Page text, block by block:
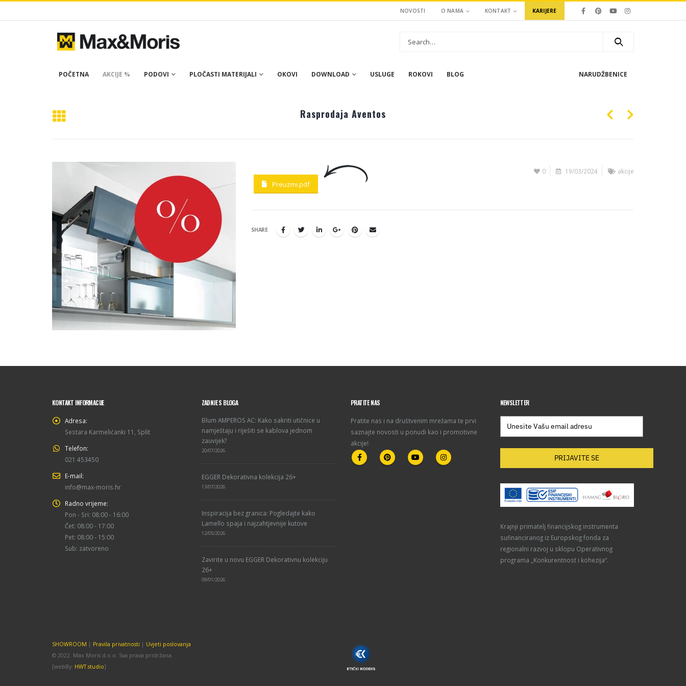
NOVOSTI O NAMA KONTAKT KARIJERE
POČETNA AKCIJE % PODOVI PLOČASTI MATERIJALI OKOVI DOWNLOAD USLUGE ROKOVI BLOG NARUDŽBENICE
Rasprodaja Aventos
0 19/03/2024 akcije
Preuzmi.pdf
SHARE
KONTAKT INFORMACIJE
Adresa:
Sestara Karmelićanki 11, Split
Telefon:
021 453450
E-mail:
info@max-moris.hr
Radno vrijeme:
Pon - Sri: 08:00 - 16:00
Čet: 08:00 - 17:00
Pet: 08:00 - 15:00
Sub: zatvoreno
ZADNJE S BLOGA
Blum AMPEROS AC: Kako sakriti utičnice u
namještaju i riješiti se kablova jednom
zauvijek?
20/07/2026
EGGER Dekorativna kolekcija 26+
13/07/2026
Inspiracija bez granica: Pogledajte kako
Lamello spaja i najzahtjevnije kutove
12/05/2026
Zavirite u novu EGGER Dekorativnu kolekciju
26+
09/01/2026
PRATITE NAS
Pratite nas i na društvenim mrežama te prvi
saznajte novosti u ponudi kao i promotivne
akcije!
NEWSLETTER
PRIJAVITE SE
Krajnji primatelj financijskog instrumenta
sufinanciranog iz Europskog fonda za
regionalni razvoj u sklopu Operativnog
programa „Konkurentnost i kohezija“.
SHOWROOM | Pravila privatnosti | Uvjeti poslovanja
© 2022. Max Moris d.o.o. Sva prava pridržana.
[webBy: HWT.studio]